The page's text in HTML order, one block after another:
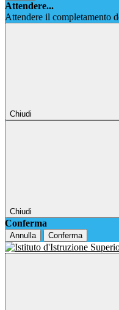
Attendere...
Attendere il completamento
Chiudi
Chiudi
Conferma
Annulla Conferma